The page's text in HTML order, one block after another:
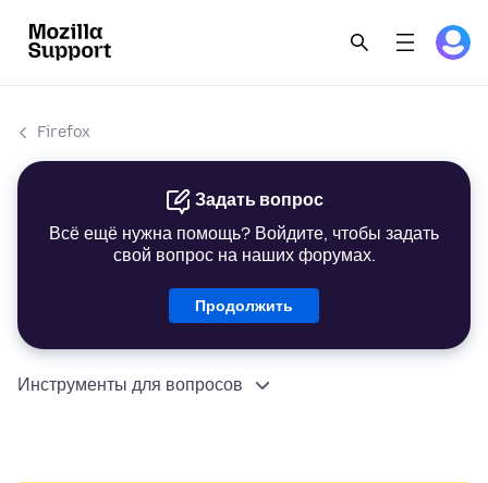
Firefox
Задать вопрос
Всё ещё нужна помощь? Войдите, чтобы задать
свой вопрос на наших форумах.
Продолжить
Инструменты для вопросов